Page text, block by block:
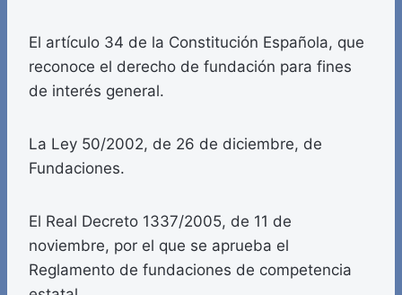
El artículo 34 de la Constitución Española, que
reconoce el derecho de fundación para fines
de interés general.
La Ley 50/2002, de 26 de diciembre, de
Fundaciones.
El Real Decreto 1337/2005, de 11 de
noviembre, por el que se aprueba el
Reglamento de fundaciones de competencia